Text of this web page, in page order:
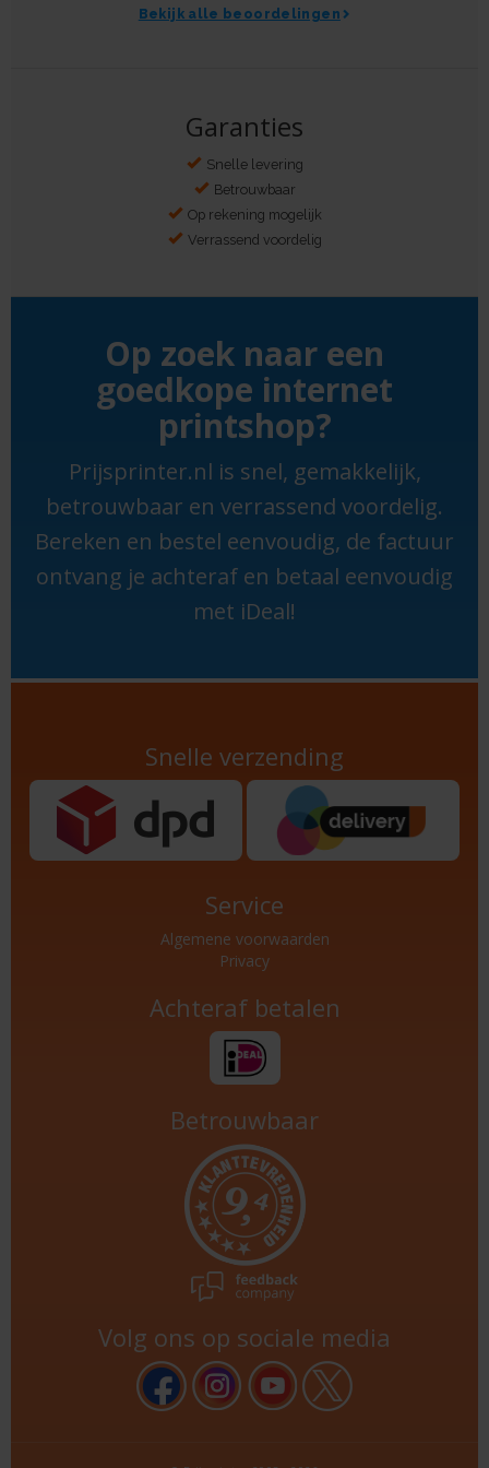
Bekijk alle beoordelingen
Garanties
Snelle levering
Betrouwbaar
Op rekening mogelijk
Verrassend voordelig
Op zoek naar een
goedkope internet
printshop?
Prijsprinter.nl is snel, gemakkelijk,
betrouwbaar en verrassend voordelig.
Bereken en bestel eenvoudig, de factuur
ontvang je achteraf en betaal eenvoudig
met iDeal!
Snelle verzending
Service
Algemene voorwaarden
Privacy
Achteraf betalen
Betrouwbaar
Volg ons op sociale media